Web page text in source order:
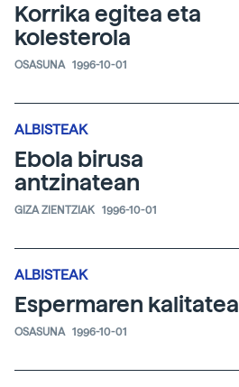
Korrika egitea eta
kolesterola
OSASUNA 1996-10-01
ALBISTEAK
Ebola birusa
antzinatean
GIZA ZIENTZIAK 1996-10-01
ALBISTEAK
Espermaren kalitatea
OSASUNA 1996-10-01